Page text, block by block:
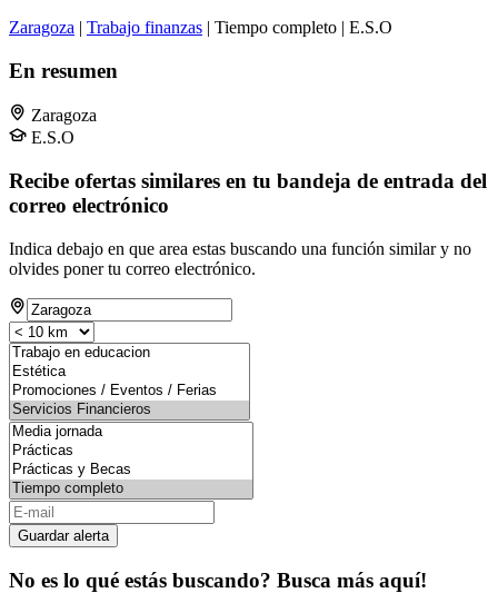
Zaragoza | Trabajo finanzas | Tiempo completo | E.S.O
En resumen
Zaragoza
E.S.O
Recibe ofertas similares en tu bandeja de entrada del
correo electrónico
Indica debajo en que area estas buscando una función similar y no
olvides poner tu correo electrónico.
Guardar alerta
No es lo qué estás buscando? Busca más aquí!